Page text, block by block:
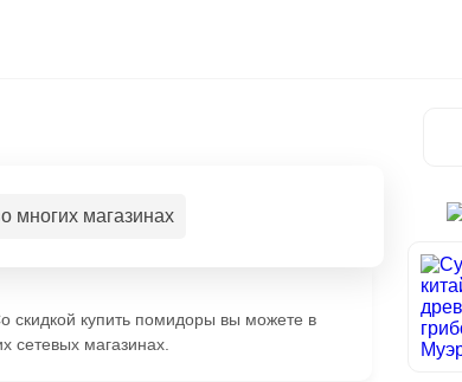
многих магазинах
купить помидоры вы можете в
сетевых магазинах.